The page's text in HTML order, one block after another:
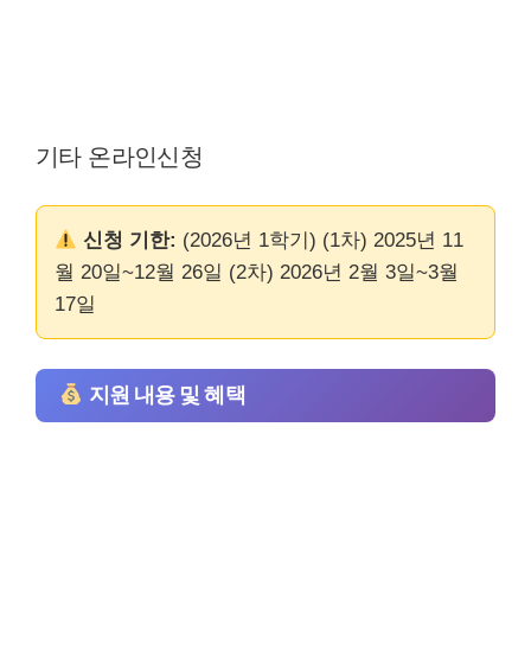
기타 온라인신청
신청 기한: (2026년 1학기) (1차) 2025년 11
월 20일~12월 26일 (2차) 2026년 2월 3일~3월
17일
지원 내용 및 혜택